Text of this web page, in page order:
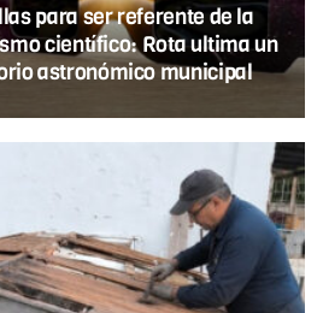
para ser referente de la
científico: Rota ultima un
astronómico municipal